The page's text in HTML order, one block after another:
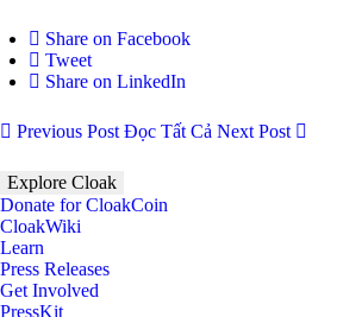
Share on Facebook
Tweet
Share on LinkedIn
Previous Post Đọc Tất Cả Next Post
Explore Cloak
Donate for CloakCoin
CloakWiki
Learn
Press Releases
Get Involved
PressKit